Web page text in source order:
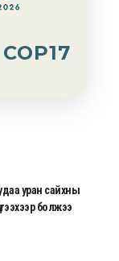
уран сайхны
болжээ